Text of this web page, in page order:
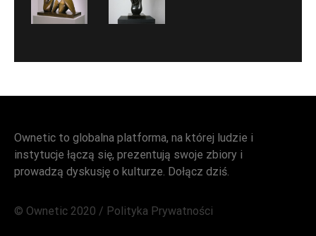
Ownetic to globalna platforma, na której ludzie i
instytucje łączą się, prezentują swoje zbiory i
prowadzą dyskusję o kulturze. Dołącz dziś.
© Ownetic 2020 / Polityka Prywatności